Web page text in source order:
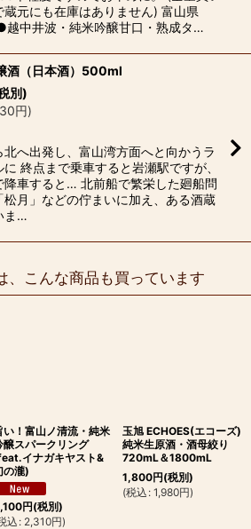
蔵元にも在庫はありません) 富山県
越中井波・純米吟醸甘口・熟成タ…
酒（日本酒）500ml
別)
円)
北へ出発し、富山湾方面へと向かうラ
終点まで乗車すると岩瀬駅ですが、
降車すると… 北前船で繁栄した廻船問
松月」などの佇まいに加え、ある酒蔵
ま…
、こんな商品も買っています
い！富山ノ清流・純米
醸スパークリング
イナガキヤスト&
の瀧)
円(税別)
込 : 2,310円)
玉旭 ECHOES(エコーズ)
純米生原酒・酒母絞り
720mL＆1800mL
1,800円(税別)
(税込 : 1,980円)